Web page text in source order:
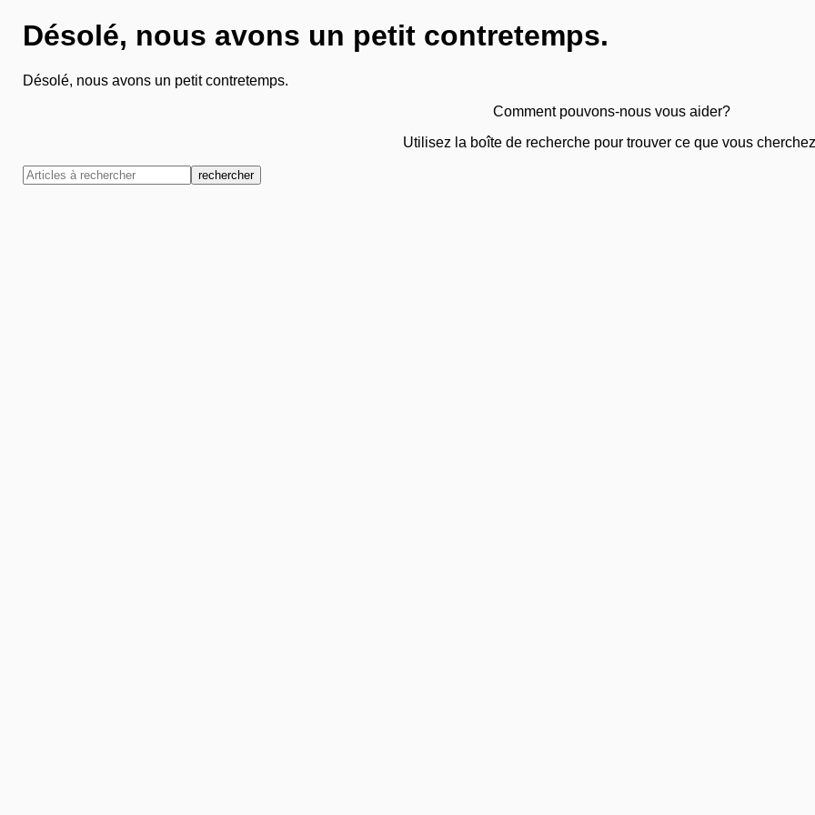
Désolé, nous avons un petit contretemps.
Désolé, nous avons un petit contretemps.
Comment pouvons-nous vous aider?
Utilisez la boîte de recherche pour trouver ce que vous
rechercher